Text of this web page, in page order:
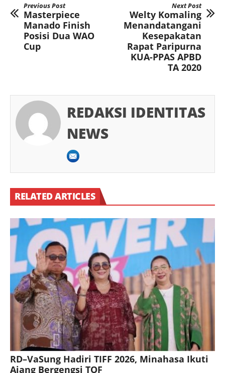
Previous Post
Masterpiece
Manado Finish
Posisi Dua WAO
Cup
Next Post
Welty Komaling
Menandatangani
Kesepakatan
Rapat Paripurna
KUA-PPAS APBD
TA 2020
REDAKSI IDENTITAS
NEWS
RELATED ARTICLES
RD–VaSung Hadiri TIFF 2026, Minahasa Ikuti
Ajang Bergengsi TOF